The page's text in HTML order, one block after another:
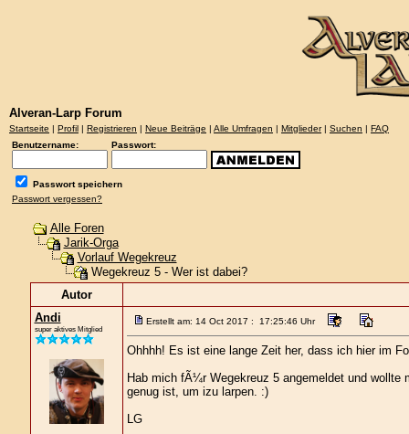
Alveran-Larp Forum
Startseite | Profil | Registrieren | Neue Beiträge | Alle Umfragen | Mitglieder| Suchen | FAQ
Benutzername:
Passwort:
Passwort speichern
Passwort vergessen?
Alle Foren
Jarik-Orga
Vorlauf Wegekreuz
Wegekreuz 5 - Wer ist dabei?
Autor
Andi
super aktives Mitglied
Erstellt am: 14 Oct 2017 : 17:25:46 Uhr
Ohhhh! Es ist eine lange Zeit her, dass ich hier im
Hab mich fÃ¼r Wegekreuz 5 angemeldet und wollte
genug ist, um izu larpen. :)
LG